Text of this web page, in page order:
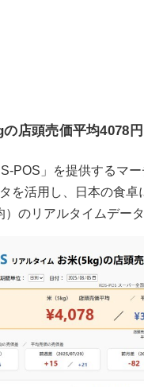
の店頭売価平均4078
POS」を提供するマ
を活用し、日本の食
のリアルタイムデータ